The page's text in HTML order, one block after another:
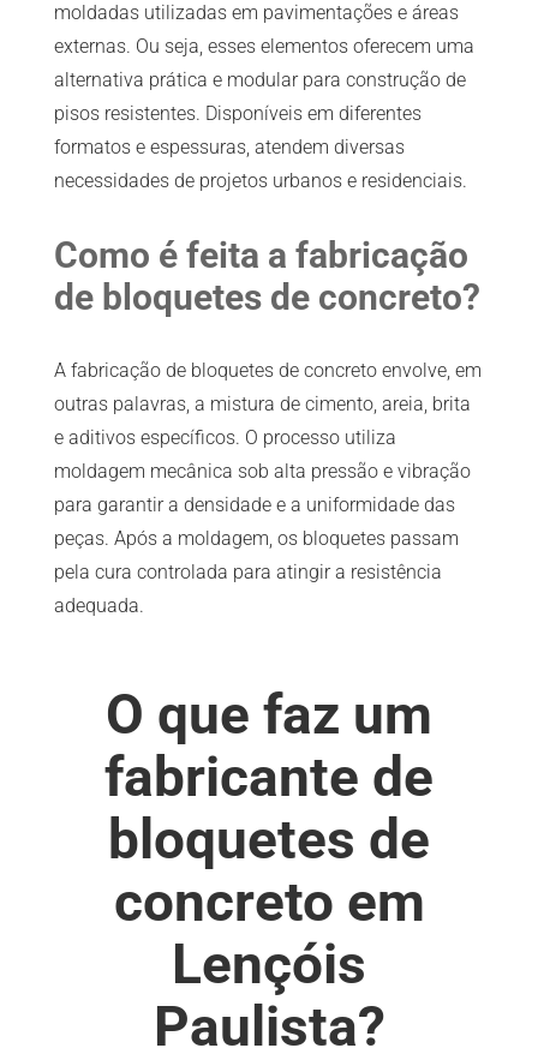
moldadas utilizadas em pavimentações e áreas
externas. Ou seja, esses elementos oferecem uma
alternativa prática e modular para construção de
pisos resistentes. Disponíveis em diferentes
formatos e espessuras, atendem diversas
necessidades de projetos urbanos e residenciais.
Como é feita a fabricação
de bloquetes de concreto?
A fabricação de bloquetes de concreto envolve, em
outras palavras, a mistura de cimento, areia, brita
e aditivos específicos. O processo utiliza
moldagem mecânica sob alta pressão e vibração
para garantir a densidade e a uniformidade das
peças. Após a moldagem, os bloquetes passam
pela cura controlada para atingir a resistência
adequada.
O que faz um
fabricante de
bloquetes de
concreto em
Lençóis
Paulista?